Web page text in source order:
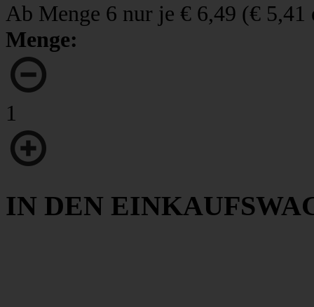
Ab Menge 6 nur je € 6,49 (€ 5,41
Menge:
1
IN DEN